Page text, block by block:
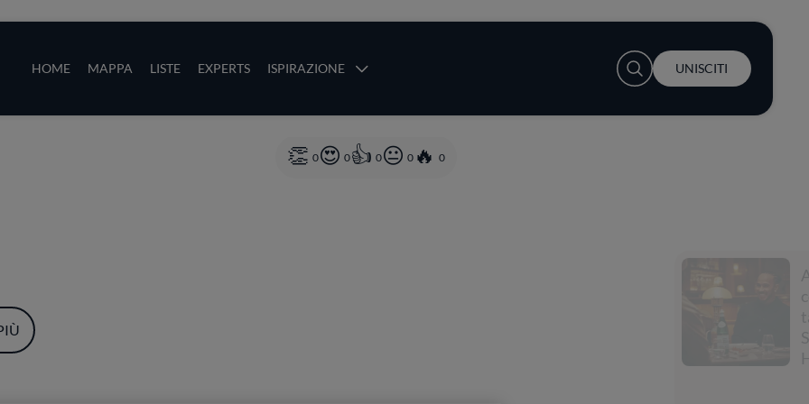
Salta al contenuto principale
HOME MAPPA LISTE EXPERTS ISPIRAZIONE
User account menu
UNISCITI
0 0 0 0 0